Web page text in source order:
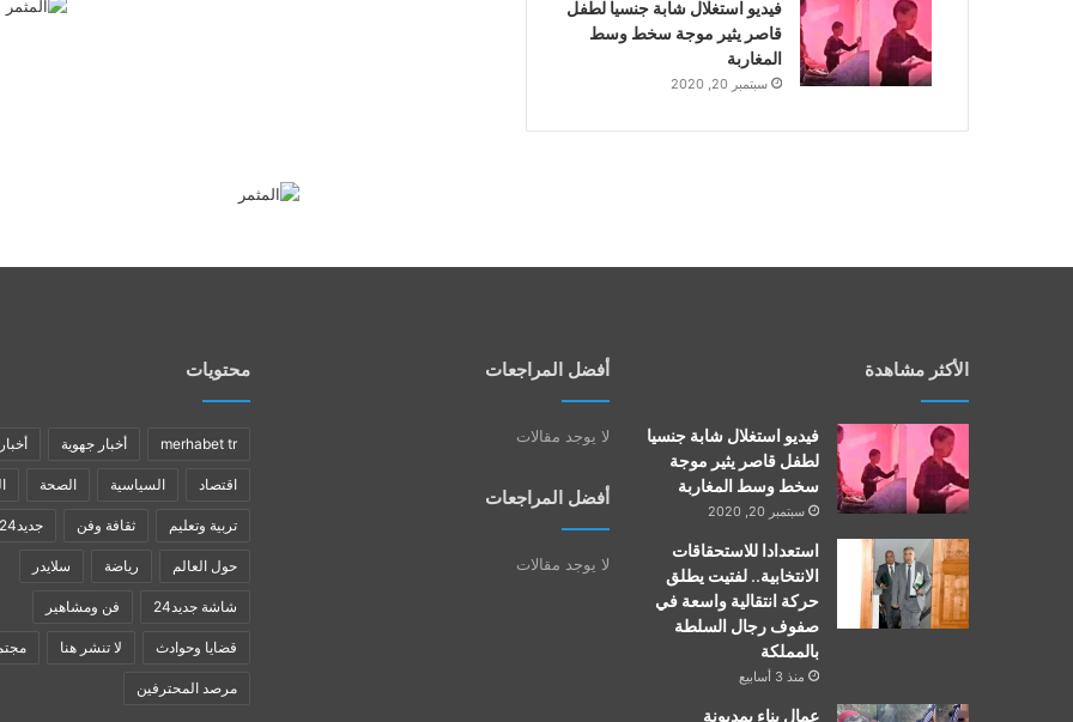
فيديو استغلال شابة جنسيا لطفل
قاصر يثير موجة سخط وسط
المغاربة
سبتمبر 20, 2020
الأكثر مشاهدة
فيديو استغلال شابة جنسيا
لطفل قاصر يثير موجة
سخط وسط المغاربة
سبتمبر 20, 2020
استعدادا للاستحقاقات
الانتخابية.. لفتيت يطلق
حركة انتقالية واسعة في
صفوف رجال السلطة
بالمملكة
منذ 3 أسابيع
عمال بناء بمديونة
أفضل المراجعات
لا يوجد مقالات
أفضل المراجعات
لا يوجد مقالات
محتويات
merhabet tr أخبار جهوية
اقتصاد السياسية الصحة
تربية وتعليم ثقافة وفن جديد24
حول العالم رياضة سلايدر
شاشة جديد24 فن ومشاهير
قضايا وحوادث لا تنشر هنا
مرصد المحترفين